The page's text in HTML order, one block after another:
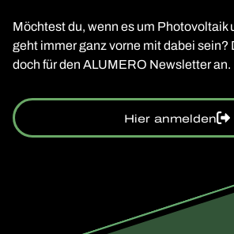
Möchtest du, wenn es um Photovoltaik
geht immer ganz vorne mit dabei sein?
doch für den ALUMERO Newsletter an.
Hier anmelden